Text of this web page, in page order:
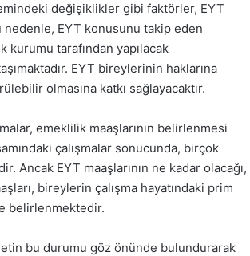
değişiklikler gibi faktörler, EYT
nedenle, EYT konusunu takip eden
tarafından yapılacak
EYT bireylerinin haklarına
olmasına katkı sağlayacaktır.
emeklilik maaşlarının belirlenmesi
çalışmalar sonucunda, birçok
EYT maaşlarının ne kadar olacağı,
bireylerin çalışma hayatındaki prim
belirlenmektedir.
bu durumu göz önünde bulundurarak